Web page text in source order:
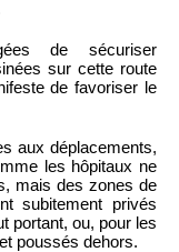
de sécuriser
sur cette route
de favoriser le
aux déplacements,
les hôpitaux ne
mais des zones de
subitement privés
portant, ou, pour les
poussés dehors.